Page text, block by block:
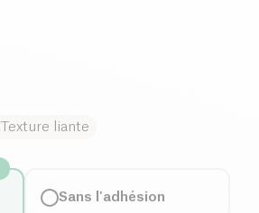
Texture liante
Sans l'adhésion